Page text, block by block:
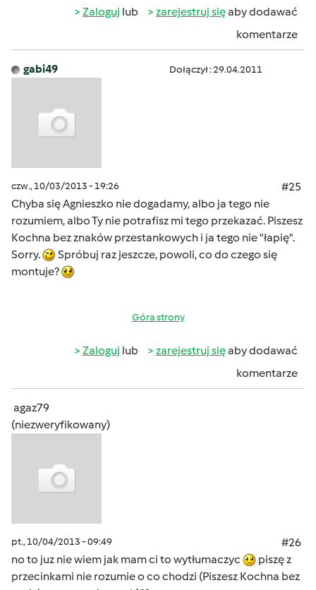
Zaloguj lub zarejestruj sięaby dodawać
komentarze
gabi49 Dołączył : 29.04.2011
czw., 10/03/2013 - 19:26
#25
Chyba się Agnieszko nie dogadamy, albo ja tego nie
rozumiem, albo Ty nie potrafisz mi tego przekazać. Piszesz
Kochna bez znaków przestankowych i ja tego nie "łapię".
Sorry.
Spróbuj raz jeszcze, powoli, co do czego się
montuje?
Góra strony
Zaloguj lub zarejestruj sięaby dodawać
komentarze
agaz79
(niezweryfikowany)
pt., 10/04/2013 - 09:49
#26
no to juz nie wiem jak mam ci to wytłumaczyc
piszę z
przecinkami nie rozumie o co chodzi (Piszesz Kochna bez